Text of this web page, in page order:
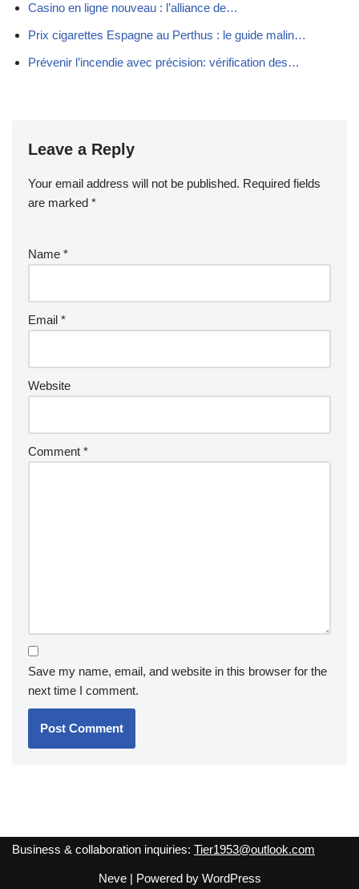
Casino en ligne nouveau : l’alliance de…
Prix cigarettes Espagne au Perthus : le guide malin…
Prévenir l’incendie avec précision: vérification des…
Leave a Reply
Your email address will not be published. Required fields
are marked *
Name *
Email *
Website
Comment *
Save my name, email, and website in this browser for the
next time I comment.
Business & collaboration inquiries: Tier1953@outlook.com
Neve| Powered by WordPress